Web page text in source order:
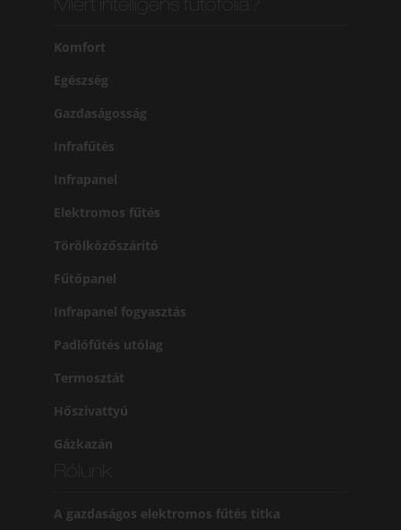
Komfort
Egészség
Gazdaságosság
Infrafűtés
Infrapanel
Elektromos fűtés
Törölközőszárító
Fűtőpanel
Infrapanel fogyasztás
Padlófűtés utólag
Termosztát
Hőszivattyú
Gázkazán
A gazdaságos elektromos fűtés titka